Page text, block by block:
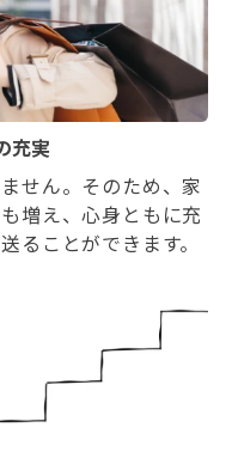
充実
せん。そのため、家
増え、心身ともに充
ることができます。